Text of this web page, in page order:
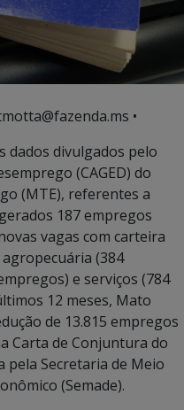
•
dados divulgados pelo
(CAGED) do
(MTE), referentes a
187 empregos
vagas com carteira
(384
e serviços (784
12 meses, Mato
de 13.815 empregos
Carta de Conjuntura do
pela Secretaria de Meio
(Semade).